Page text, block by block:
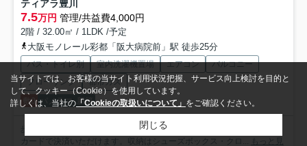
ティアラ豊川
7.5万円 管理/共益費4,000円
2階 / 32.00㎡ / 1LDK /予定
大阪モノレール彩都「阪大病院前」駅 徒歩25分
バス・トイレ別 室内洗濯機置場 エアコン
バルコニー
フローリング
都市ガス
敷0
パノラマ 新築
歩いて6分の場所に、スギドラッグ 茨木豊川店があります。初期費用は
カードで決済いただけます。収納はシューズボックス・クロ... もっと見
当サイトでは、お客様の当サイト利用状況把握、サービス向上検討を目的と
して、クッキー（Cookie）を使用しています。
詳しくは、当社の 「Cookieの取扱いについて」 をご確認ください。
閉じる